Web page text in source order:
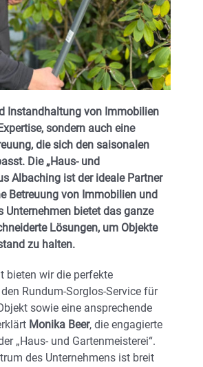
Instandhaltung von Immobilien
sondern auch eine
die sich den saisonalen
Die „Haus- und
Albaching ist der ideale Partner
Betreuung von Immobilien und
Unternehmen bietet das ganze
Lösungen, um Objekte
zu halten.
bieten wir die perfekte
Rundum-Sorglos-Service für
sowie eine ansprechende
Monika Beer, die engagierte
„Haus- und Gartenmeisterei“.
des Unternehmens ist breit